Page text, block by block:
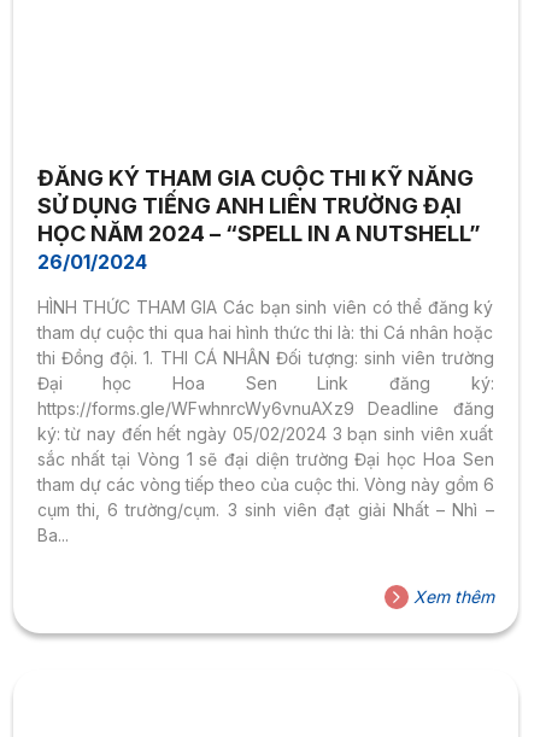
ĐĂNG KÝ THAM GIA CUỘC THI KỸ NĂNG
SỬ DỤNG TIẾNG ANH LIÊN TRƯỜNG ĐẠI
HỌC NĂM 2024 – “SPELL IN A NUTSHELL”
26/01/2024
HÌNH THỨC THAM GIA Các bạn sinh viên có thể đăng ký
tham dự cuộc thi qua hai hình thức thi là: thi Cá nhân hoặc
thi Đồng đội. 1. THI CÁ NHÂN Đối tượng: sinh viên trường
Đại học Hoa Sen Link đăng ký:
https://forms.gle/WFwhnrcWy6vnuAXz9 Deadline đăng
ký: từ nay đến hết ngày 05/02/2024 3 bạn sinh viên xuất
sắc nhất tại Vòng 1 sẽ đại diện trường Đại học Hoa Sen
tham dự các vòng tiếp theo của cuộc thi. Vòng này gồm 6
cụm thi, 6 trường/cụm. 3 sinh viên đạt giải Nhất – Nhì –
Ba...
Xem thêm